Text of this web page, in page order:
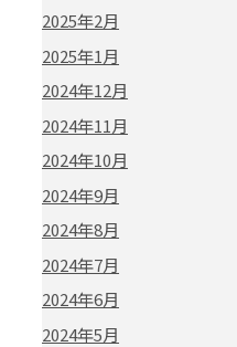
2025年2月
2025年1月
2024年12月
2024年11月
2024年10月
2024年9月
2024年8月
2024年7月
2024年6月
2024年5月